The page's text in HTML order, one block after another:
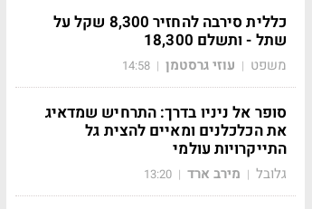
כללית סירבה להחזיר 8,300 שקל על
שתל - ותשלם 18,300
משפט | עוזי גרסטמן |
14:58
סופר אל ניניו בדרך: התרחיש שמדאיג
את הכלכלנים ומאיים להצית גל
התייקרויות עולמי
גלובל | מירב ארד |
13:20